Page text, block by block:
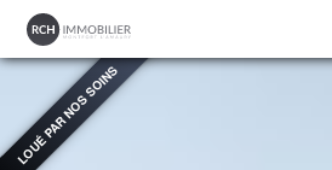
LOUÉ PAR NOS SOINS